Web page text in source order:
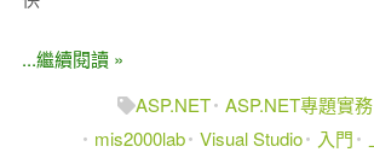
...繼續閱讀 »
ASP.NET ASP.NET專題實務
mis2000lab Visual Studio 入門